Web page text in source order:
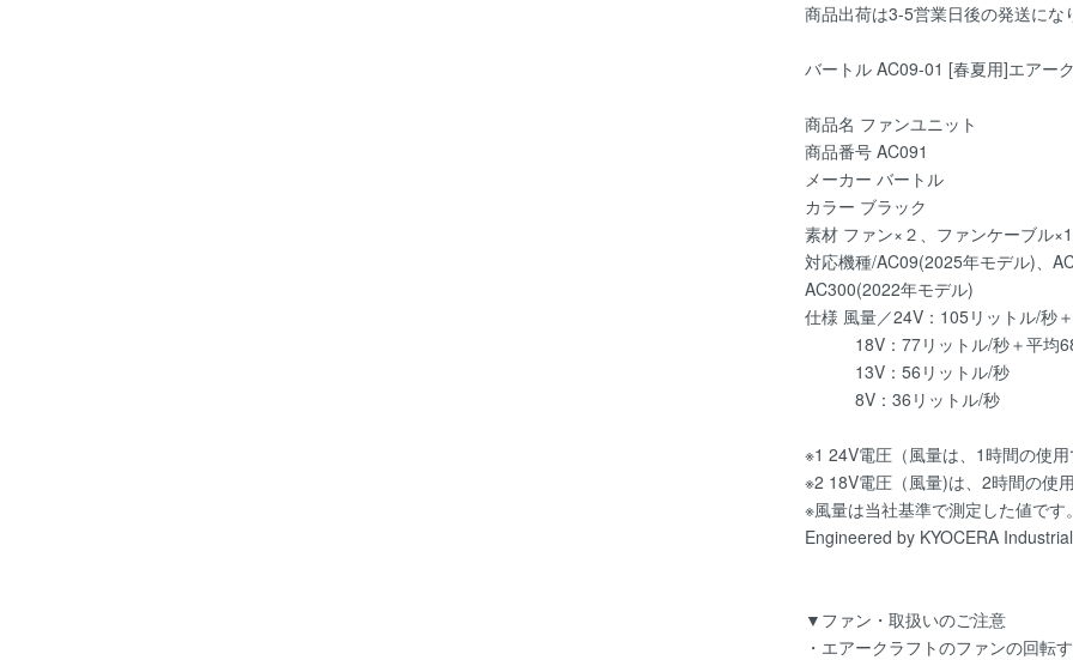
商品出荷は3-5営業日後の発送にな
バートル AC09-01 [春夏用]エアー
商品名 ファンユニット
商品番号 AC091
メーカー バートル
カラー ブラック
素材 ファン×２、ファンケーブル
対応機種/AC09(2025年モデル)、
AC300(2022年モデル)
仕様 風量／24V：105リットル/秒
18V：77リットル/秒＋平均
13V：56リットル/秒
8V：36リットル/秒
※1 24V電圧（風量は、1時間の使
※2 18V電圧（風量)は、2時間の使
※風量は当社基準で測定した値で
Engineered by KYOCERA
▼ファン・取扱いのご注意
・エアークラフトのファンの回転